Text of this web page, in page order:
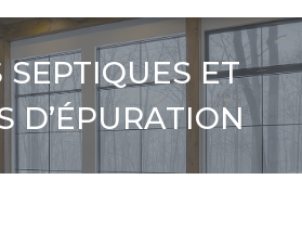
SEPTIQUES ET
D’ÉPURATION